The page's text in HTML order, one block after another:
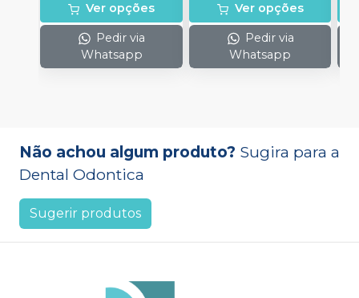
Ver opções
Pedir via
Whatsapp
Ver opções
Pedir via
Whatsapp
Não achou algum produto? Sugira para a
Dental Odontica
Sugerir produtos